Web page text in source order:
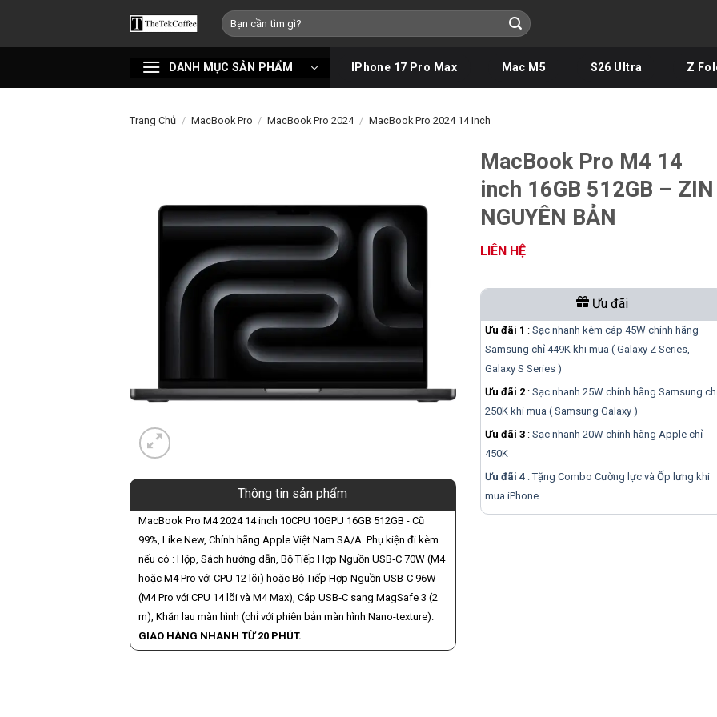
nội
Tìm
kiếm:
DANH MỤC SẢN PHẨM IPhone 17 Pro Max Mac M5 S26 Ultra Z
Trang Chủ / MacBook Pro / MacBook Pro 2024 / MacBook Pro 2024 14 Inch
Thông tin sản phẩm
MacBook Pro M4 2024 14 inch 10CPU 10GPU 16GB 512GB - Cũ
99%, Like New, Chính hãng Apple Việt Nam SA/A. Phụ kiện đi kèm
nếu có : Hộp, Sách hướng dẫn, Bộ Tiếp Hợp Nguồn USB‑C 70W (M4
hoặc M4 Pro với CPU 12 lõi) hoặc Bộ Tiếp Hợp Nguồn USB‑C 96W
(M4 Pro với CPU 14 lõi và M4 Max), Cáp USB‑C sang MagSafe 3 (2
m), Khăn lau màn hình (chỉ với phiên bản màn hình Nano-texture).
GIAO HÀNG NHANH TỪ 20 PHÚT.
MacBook Pro M4 14
inch 16GB 512GB – ZIN
NGUYÊN BẢN
LIÊN HỆ
Ưu đãi
Ưu đãi 1 : Sạc nhanh kèm cáp 45W chính hãng
Samsung chỉ 449K khi mua ( Galaxy Z Series,
Galaxy S Series )
Ưu đãi 2: Sạc nhanh 25W chính hãng Samsung
250K khi mua ( Samsung Galaxy )
Ưu đãi 3: Sạc nhanh 20W chính hãng Apple chỉ
450K
Ưu đãi 4: Tặng Combo Cường lực và Ốp lưng khi
mua iPhone